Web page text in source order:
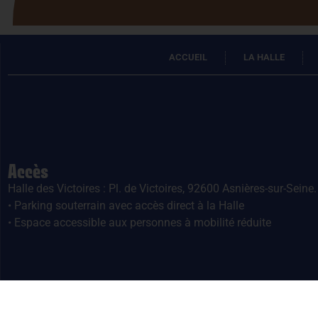
ACCUEIL LA HALLE
Accès
Halle des Victoires : Pl. de Victoires, 92600 Asnières-sur-Seine.
• Parking souterrain avec accès direct à la Halle
• Espace accessible aux personnes à mobilité réduite